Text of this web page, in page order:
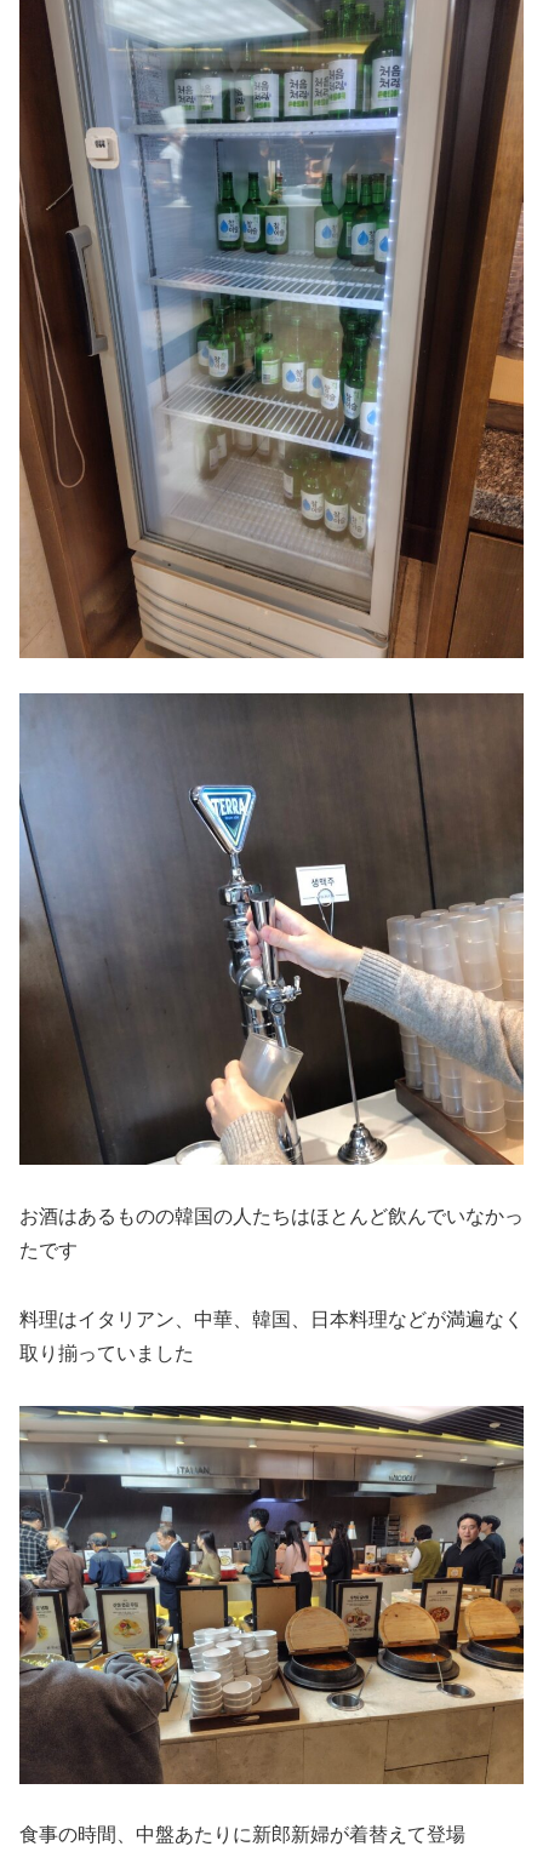
お酒はあるものの韓国の人たちはほとんど飲んでいなかっ
たです
料理はイタリアン、中華、韓国、日本料理などが満遍なく
取り揃っていました
食事の時間、中盤あたりに新郎新婦が着替えて登場